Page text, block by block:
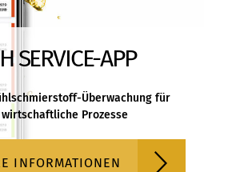
SERVICE-APP
Überwachung für
Prozesse
INFORMATIONEN